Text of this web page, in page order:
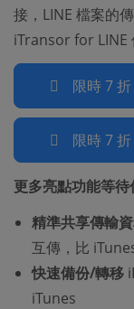
接，LINE 檔案的
iTransor for LINE
限時 7 折
限時 7 折
更多亮點功能等待
精準共享傳輸
互傳，比
快速備份/轉移
iTunes